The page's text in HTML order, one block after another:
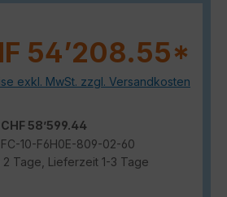
54’208.55*
exkl. MwSt. zzgl. Versandkosten
CHF 58’599.44
FC-10-F6H0E-809-02-60
Tage, Lieferzeit 1-3 Tage